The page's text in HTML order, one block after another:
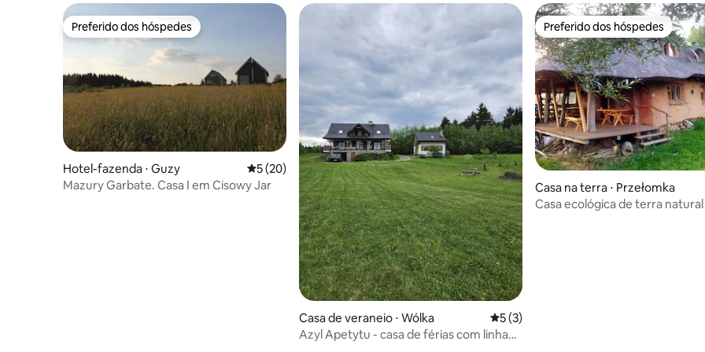
Preferido dos hóspedes
Preferido dos hóspedes
Hotel-fazenda ⋅ Guzy 5 de uma avaliação média de 5, 20 avaliações
5 (20)
Mazury Garbate. Casa I em Cisowy Jar
Casa de veraneio ⋅ Wólka 5 de uma avaliação média de 5, 3
5 (3)
Azyl Apetytu - casa de férias com linha
Preferido dos hóspedes
Preferido dos hóspedes
Casa na terra ⋅ Przełomka
Casa ecológica de terra natural